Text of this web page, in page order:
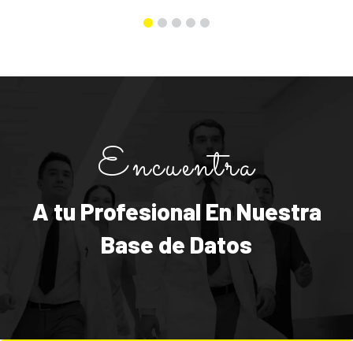
Encuentra
A tu Profesional En Nuestra
Base de Datos